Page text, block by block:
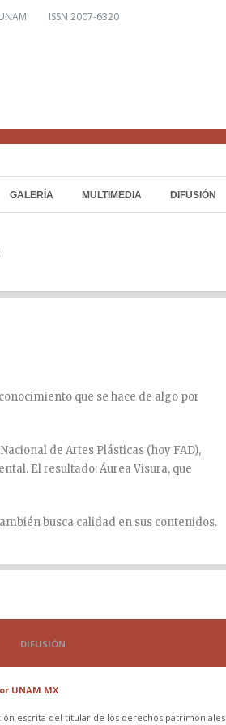
UNAM ISSN 2007-6320
GALERÍA MULTIMEDIA DIFUSIÓN
que se hace de algo por
de Artes Plásticas (hoy FAD),
El resultado: Áurea Visura, que
busca calidad en sus contenidos.
DIFUSIÓN
UNAM.MX
escrita del titular de los derechos patrimoniales